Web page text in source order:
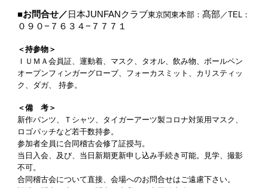
■お問合せ／ 日本JUNFANクラブ東京関東本部： 髙部 ／TEL：
０９０−７６３４−７７７１
＜持参物＞
ＩＵＭＡ会員証、運動着、マスク、タオル、飲み物、ボールペン
オープンフィンガーグローブ、フォーカスミット、カリスティッ
ク、ダガ、 持参。
＜備 考＞
新作パンツ、Ｔシャツ、タイガーアーツ製コロナ対策用マスク、
ロゴパッチなど若干数持参。
参加者全員に合同稽古会修了証授与。
当日入会、及び、当日新期更新申し込み手続き可能。見学、撮影
不可。
合同稽古会について直接、会場へのお問合せはご遠慮下さい。